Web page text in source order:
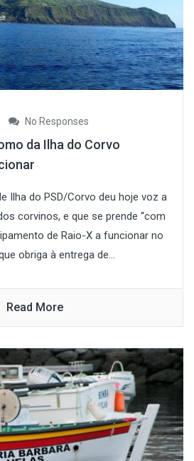
No Responses
da Ilha do Corvo
Ilha do PSD/Corvo deu hoje voz a
corvinos, e que se prende “com
de Raio-X a funcionar no
obriga à entrega de...
Read More